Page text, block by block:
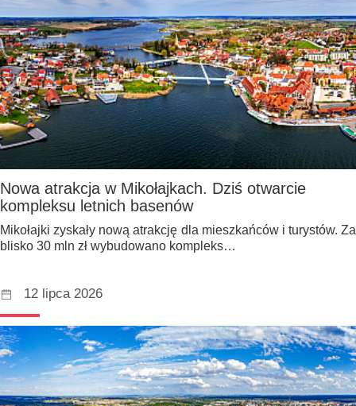
Nowa atrakcja w Mikołajkach. Dziś otwarcie
kompleksu letnich basenów
Mikołajki zyskały nową atrakcję dla mieszkańców i turystów. Za
blisko 30 mln zł wybudowano kompleks…
12 lipca 2026